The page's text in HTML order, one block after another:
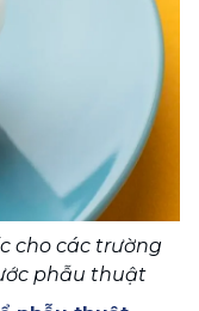
cho các trường
phẫu thuật